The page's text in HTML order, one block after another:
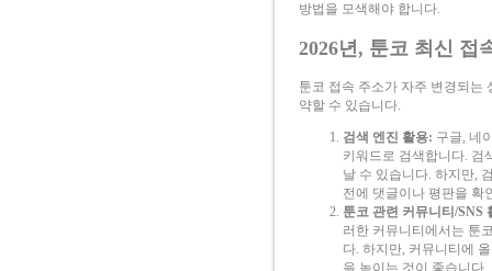
방법을 모색해야 합니다.
2026년, 툰코 최신 접
툰코 접속 주소가 자주 변경되는
약할 수 있습니다.
검색 엔진 활용: 구글, 네
키워드로 검색합니다. 검
날 수 있습니다. 하지만,
전에 댓글이나 평판을 확
툰코 관련 커뮤니티/SNS
러한 커뮤니티에서는 툰
다. 하지만, 커뮤니티에